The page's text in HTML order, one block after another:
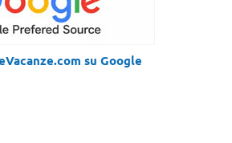
su Google